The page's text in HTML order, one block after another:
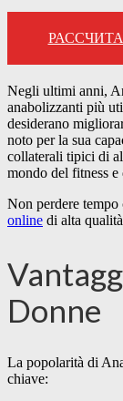
Negli ultimi anni,
anabolizzanti più
desiderano
noto per la sua
collaterali tipici di
mondo del fitness
Non perdere
online di alta
Donne
La popolarità di
chiave: